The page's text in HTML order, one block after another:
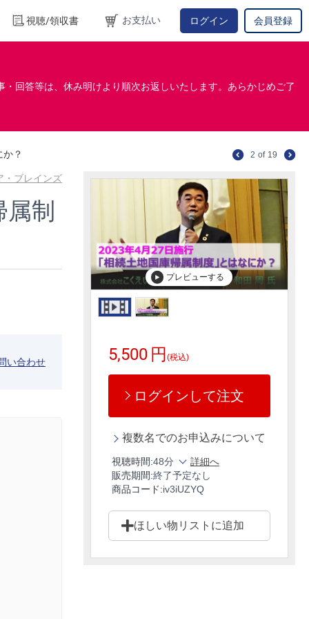
視聴/領収書 お支払い ログイン 会員登録
回答等は、休み明けより順次お返しいたします。あらかじめご了
？ 2 of 19
プレビューする
・ブレインズ
制
5,500 円 (税込)
ログインして注文
複数名でのお申込みについて
視聴時間:48分
詳細へ
販売期間:終了予定なし
商品コード:iv3iUZYQ
ほしい物リストに追加
い合わせ